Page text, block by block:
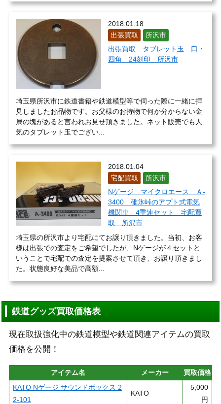
2018.01.18
出張買取
所沢市
出張買取 タブレット玉 口・
四角 24刻印 所沢市
埼玉県所沢市に鉄道書籍や鉄道模型等で伺った際に一緒に拝
見しましたお品物です。お父様のお持物で何か分からない金
属の塊があると言われお見せ頂きました。ネット販売でも人
気のタブレット玉でござい...
2018.01.04
宅配買取
所沢市
Nゲージ マイクロエース Ａ-
3400 碓氷峠のアプト式電気
機関車 4重連セット 宅配買
取 所沢市
埼玉県の所沢市より宅配にてお譲り頂きました。当初、お客
様は出張での査定をご希望でしたが、Nゲージが４セットと
いうことで宅配での査定を提案させて頂き、お譲り頂きまし
た。状態良好な美品で高額...
鉄道グッズ買取価格表
現在取扱強化中の鉄道模型や鉄道関連アイテムの買取
価格を公開！
アイテム名 メーカー
買取価格
KATO Nゲージ サウンドボックス 2
2-101
KATO
5,000
円